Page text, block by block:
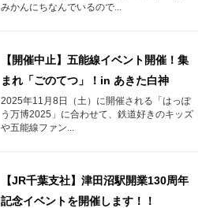
みかんにちなんでいるので...
【開催中止】五能線イベント開催！集
まれ「ごのてつ」！in あきた白神
2025年11月8日（土）に開催される「はっぽ
う万博2025」に合わせて、鉄道好きのキッズ
や五能線ファン...
【JR千葉支社】津田沼駅開業130周年
記念イベントを開催します！！